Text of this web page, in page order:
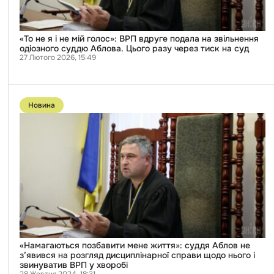
звільнення
одіозного
суддю
Аблова.
Цього
тиск
суд
«То не я і не мій голос»: ВРП вдруге подала на звільнення
одіозного суддю Аблова. Цього разу через тиск на суд
27 Лютого 2026, 15:49
Перейти
публікації
з’явився
розгляд
дисциплінарної
справи
щодо
нього
звинуватив
Новина
«Намагаються позбавити мене життя»: суддя Аблов не
з’явився на розгляд дисциплінарної справи щодо нього і
звинуватив ВРП у хворобі